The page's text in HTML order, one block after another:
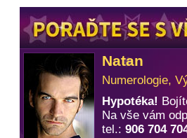
Natan
Numerologie,
Hypotéka!
Na vše vám
tel.: 906 704